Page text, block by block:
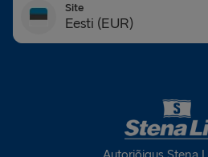
Site
Eesti (EUR)